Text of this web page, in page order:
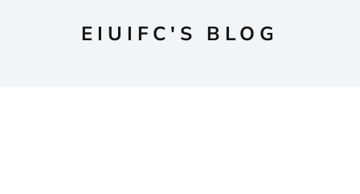
EIUIFC'S BLOG